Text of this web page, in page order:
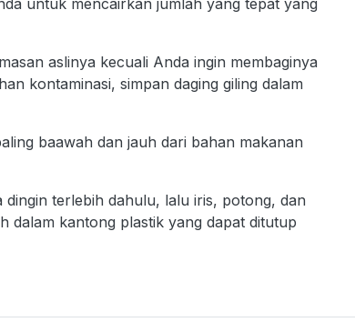
untuk mencairkan jumlah yang tepat yang
aslinya kecuali Anda ingin membaginya
kontaminasi, simpan daging giling dalam
baawah dan jauh dari bahan makanan
terlebih dahulu, lalu iris, potong, dan
dalam kantong plastik yang dapat ditutup